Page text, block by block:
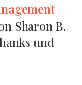
Sharon B.
und